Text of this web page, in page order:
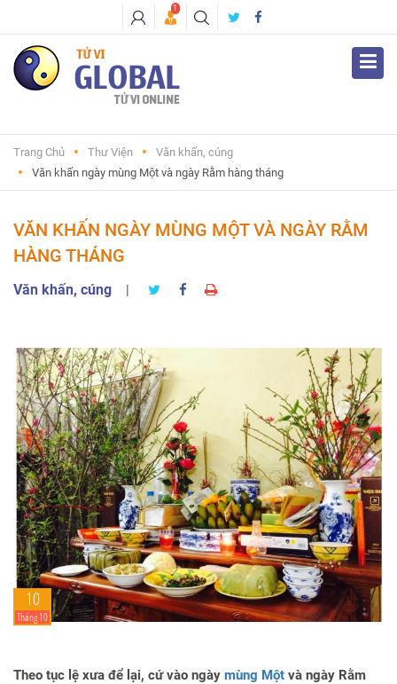
1
Trang Chủ Thư Viện
Văn khấn, cúng
Văn khấn ngày mùng Một và ngày Rằm hàng tháng
VĂN KHẤN NGÀY MÙNG MỘT VÀ NGÀY RẰM
HÀNG THÁNG
Văn khấn, cúng |
10
Tháng 10
Theo tục lệ xưa để lại, cứ vào ngày mùng Một và ngày Rằm